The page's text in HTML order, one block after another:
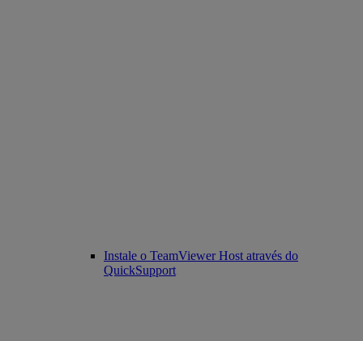
Instale o TeamViewer Host através do
QuickSupport